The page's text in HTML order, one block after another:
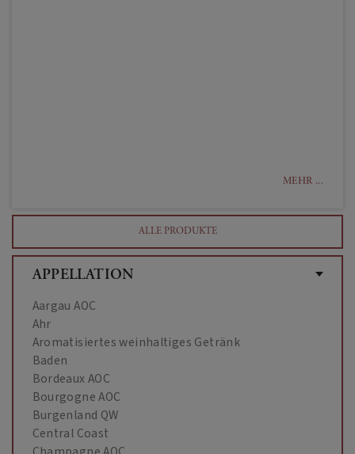
MEHR ...
ALLE PRODUKTE
APPELLATION
Aargau AOC
Ahr
Aromatisiertes weinhaltiges Getränk
Baden
Bordeaux AOC
Bourgogne AOC
Burgenland QW
Central Coast